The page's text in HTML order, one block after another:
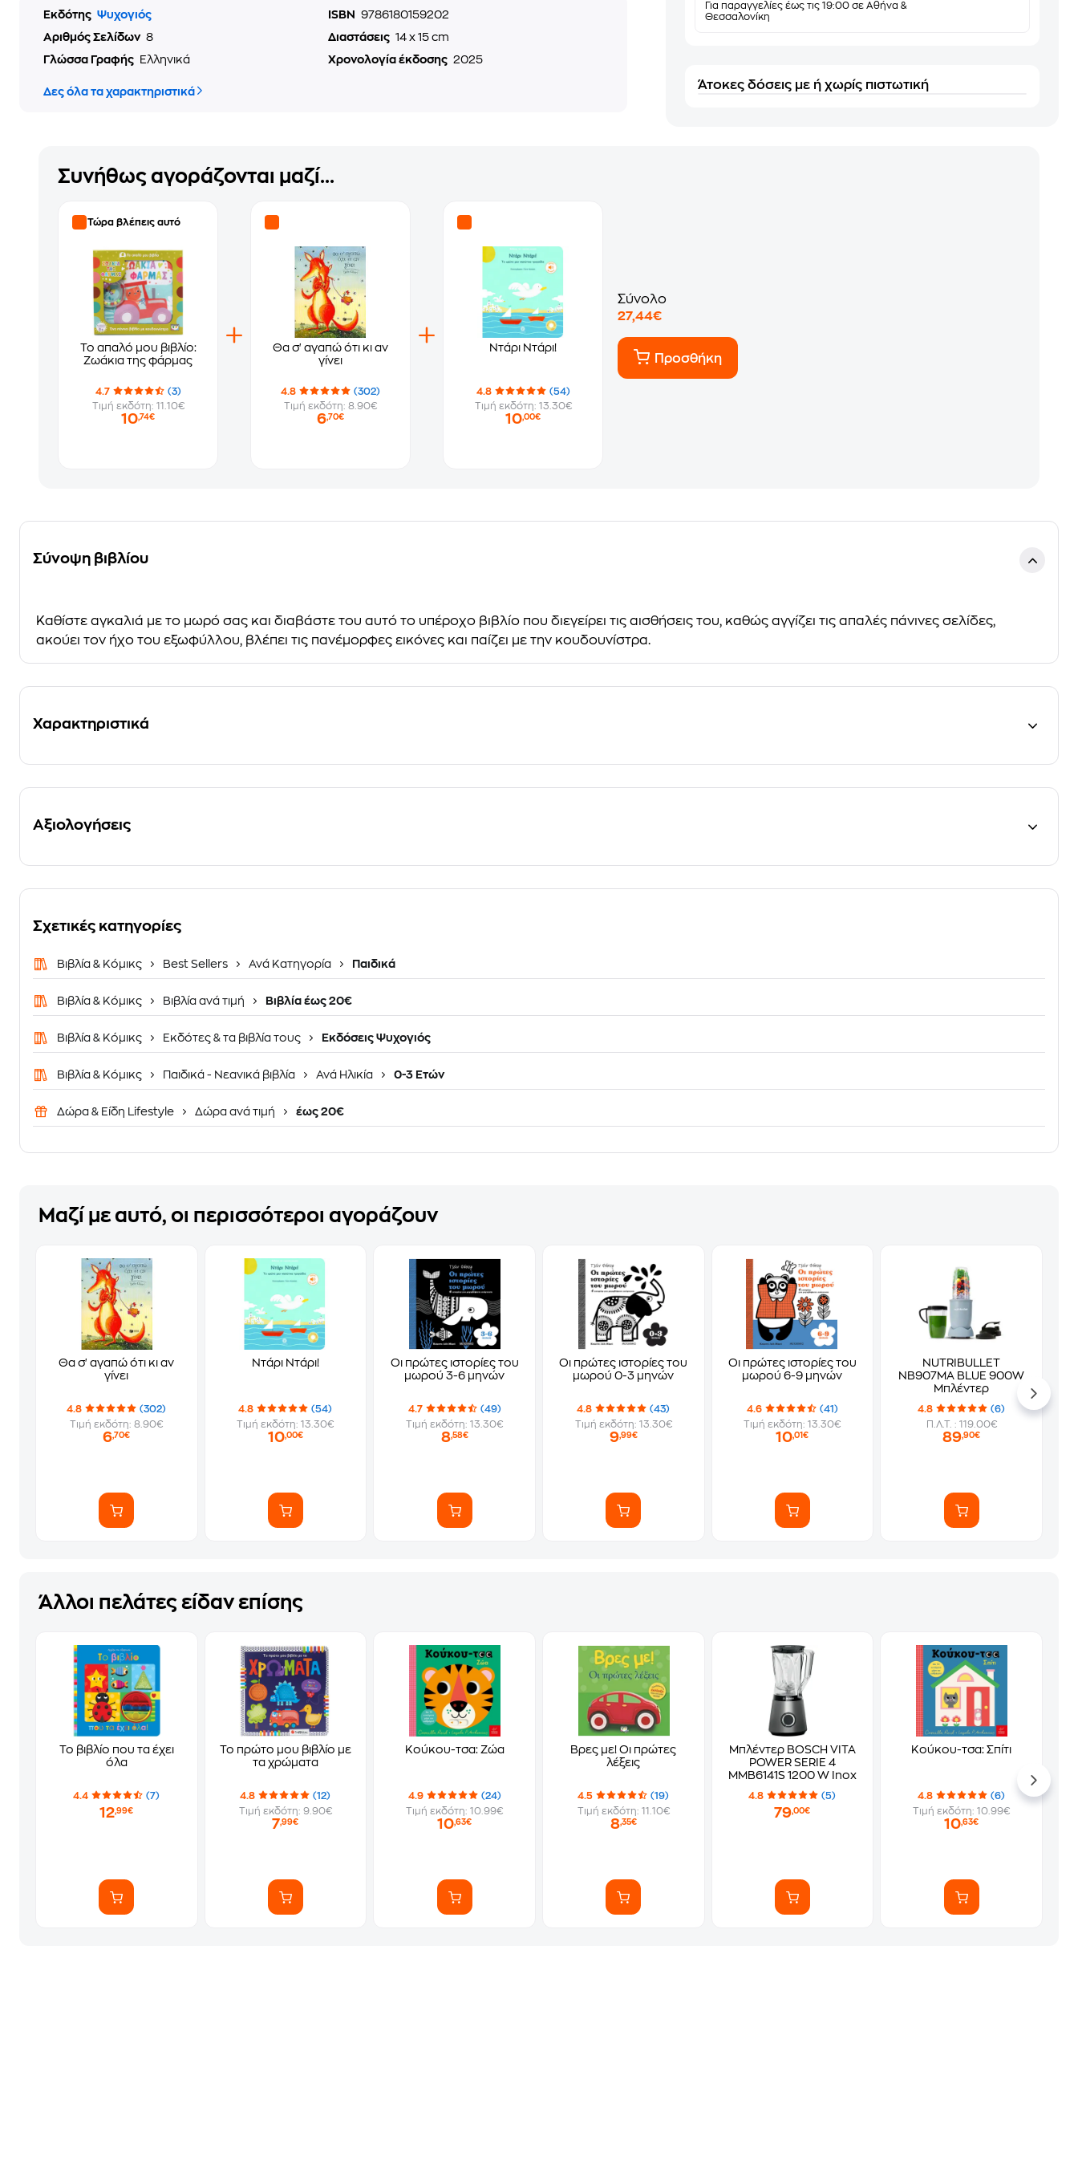
Εκδότης Ψυχογιός ISBN
9786180159202
Αριθμός Σελίδων 8 Διαστάσεις 14 x 15 cm
Γλώσσα Γραφής
Ελληνικά Χρονολογία έκδοσης 2025
Δες όλα τα χαρακτηριστικά
Για παραγγελίες έως τις 19:00 σε Αθήνα &
Θεσσαλονίκη
Άτοκες δόσεις με ή χωρίς πιστωτική
Συνήθως αγοράζονται μαζί...
Τώρα βλέπεις αυτό
Το απαλό μου βιβλίο:
Ζωάκια της φάρμας
4.7
(3)
Τιμή εκδότη: 11.10€
10,74€
Θα σ' αγαπώ ότι κι αν
γίνει
4.8
(302)
Τιμή εκδότη: 8.90€
6,70€
Ντάρι Ντάρι!
4.8
(54)
Τιμή εκδότη: 13.30€
10,00€
Σύνολο
27,44€
Προσθήκη
Σύνοψη βιβλίου
Καθίστε αγκαλιά με το μωρό σας και διαβάστε του αυτό το υπέροχο βιβλίο που διεγείρει τις αισθήσεις του, καθώς αγγίζει τις απαλές πάνινες σελίδες,
ακούει τον ήχο του εξωφύλλου, βλέπει τις πανέμορφες εικόνες και παίζει με την κουδουνίστρα.
Χαρακτηριστικά
Αξιολογήσεις
Σχετικές κατηγορίες
Βιβλία & Κόμικς Best Sellers Ανά Κατηγορία Παιδικά
Βιβλία & Κόμικς Βιβλία ανά τιμή Βιβλία έως 20€
Βιβλία & Κόμικς Εκδότες & τα βιβλία τους Εκδόσεις Ψυχογιός
Βιβλία & Κόμικς Παιδικά - Νεανικά βιβλία Ανά Ηλικία 0-3 Ετών
Δώρα & Είδη Lifestyle Δώρα ανά τιμή έως 20€
Μαζί με αυτό, οι περισσότεροι αγοράζουν
Θα σ' αγαπώ ότι κι αν
γίνει
4.8
(302)
Τιμή εκδότη: 8.90€
6,70€
Ντάρι Ντάρι!
4.8
(54)
Τιμή εκδότη: 13.30€
10,00€
Οι πρώτες ιστορίες του
μωρού 3-6 μηνών
4.7
(49)
Τιμή εκδότη: 13.30€
8,58€
Οι πρώτες ιστορίες του
μωρού 0-3 μηνών
4.8
(43)
Τιμή εκδότη: 13.30€
9,99€
Οι πρώτες ιστορίες του
μωρού 6-9 μηνών
4.6
(41)
Τιμή εκδότη: 13.30€
10,01€
NUTRIBULLET
NB907MA BLUE 900W
Μπλέντερ
4.8
(6)
Π.Λ.Τ. : 119.00€
89,90€
Άλλοι πελάτες είδαν επίσης
Το βιβλίο που τα έχει
όλα
4.4 (7)
12,99€
Το πρώτο μου βιβλίο με
τα χρώματα
4.8
(12)
Τιμή εκδότη: 9.90€
7,99€
Κούκου-τσα: Ζώα
4.9
(24)
Τιμή εκδότη: 10.99€
10,63€
Βρες με! Οι πρώτες
λέξεις
4.5
(19)
Τιμή εκδότη: 11.10€
8,35€
Μπλέντερ BOSCH VITA
POWER SERIE 4
MMB6141S 1200 W Inox
4.8 (5)
79,00€
Κούκου-τσα: Σπίτι
4.8
(6)
Τιμή εκδότη: 10.99€
10,63€